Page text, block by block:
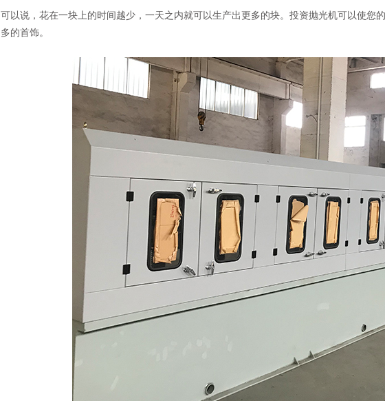
可以说，花在一块上的时间越少，一天之内就可以生产出更多的块。投资抛光机可以使您
多的首饰。